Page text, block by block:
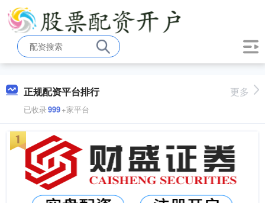
正规配资平台排行
已收录999+家平台
更多